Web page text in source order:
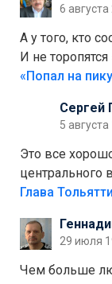
6 августа
А у того, кто
И не торопятся
Сергей
5 августа
Это все
центрального
аттракционам
лежала в
украли.
29 июля
Чем больше